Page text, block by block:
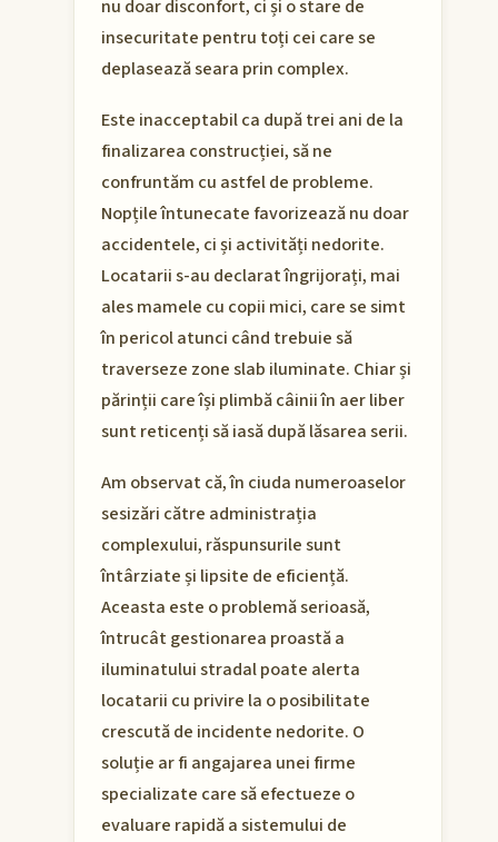
nu doar disconfort, ci și o stare de
insecuritate pentru toți cei care se
deplasează seara prin complex.
Este inacceptabil ca după trei ani de la
finalizarea construcției, să ne
confruntăm cu astfel de probleme.
Nopțile întunecate favorizează nu doar
accidentele, ci și activități nedorite.
Locatarii s-au declarat îngrijorați, mai
ales mamele cu copii mici, care se simt
în pericol atunci când trebuie să
traverseze zone slab iluminate. Chiar și
părinții care își plimbă câinii în aer liber
sunt reticenți să iasă după lăsarea serii.
Am observat că, în ciuda numeroaselor
sesizări către administrația
complexului, răspunsurile sunt
întârziate și lipsite de eficiență.
Aceasta este o problemă serioasă,
întrucât gestionarea proastă a
iluminatului stradal poate alerta
locatarii cu privire la o posibilitate
crescută de incidente nedorite. O
soluție ar fi angajarea unei firme
specializate care să efectueze o
evaluare rapidă a sistemului de